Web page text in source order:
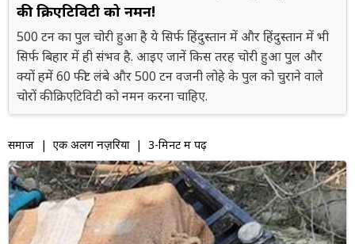
की क्रिएटिविटी को नमन!
500 टन का पुल चोरी हुआ है ये सिर्फ हिंदुस्तान में और हिंदुस्तान में भी
सिर्फ बिहार में ही संभव है. आइए जानें किस तरह चोरी हुआ पुल और
क्यों हमें 60 फीट लंबे और 500 टन वजनी लोहे के पुल को चुराने वाले
चोरों की क्रिएटिविटी को नमन करना चाहिए.
समाज |एक अलग नज़रिया| 3-मिनट में पढ़ें